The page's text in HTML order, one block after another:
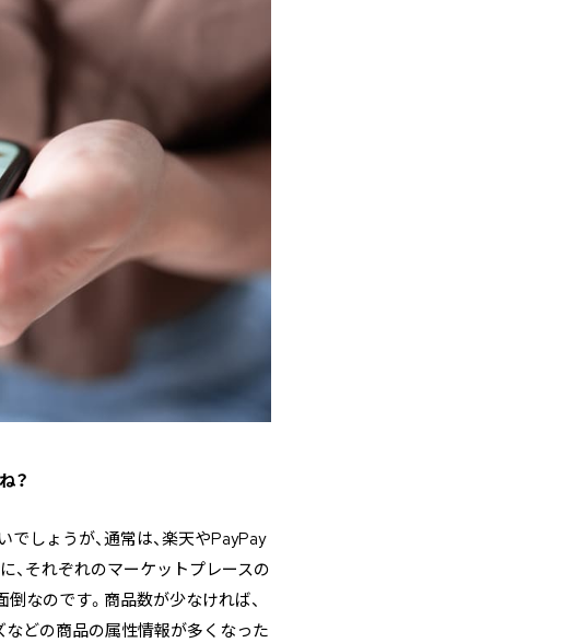
？
しょうが、通常は、楽天やPayPay
、それぞれのマーケットプレースの
なのです。商品数が少なければ、
などの商品の属性情報が多くなった